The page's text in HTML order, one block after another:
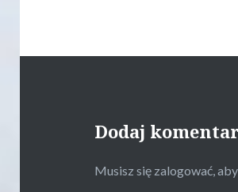
Dodaj
Musisz się zalogować,